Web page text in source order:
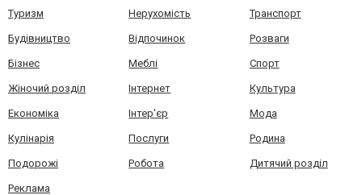
Туризм Нерухомість Транспорт
Будівництво Відпочинок Розваги
Бізнес Меблі Спорт
Жіночий розділ Інтернет Культура
Економіка Інтер'єр Мода
Кулінарія Послуги Родина
Подорожі Робота Дитячий розділ
Реклама